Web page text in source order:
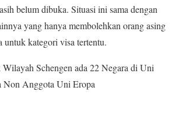
belum dibuka. Situasi ini sama dengan
yang hanya membolehkan orang asing
untuk kategori visa tertentu.
Schengen ada 22 Negara di Uni
Non Anggota Uni Eropa